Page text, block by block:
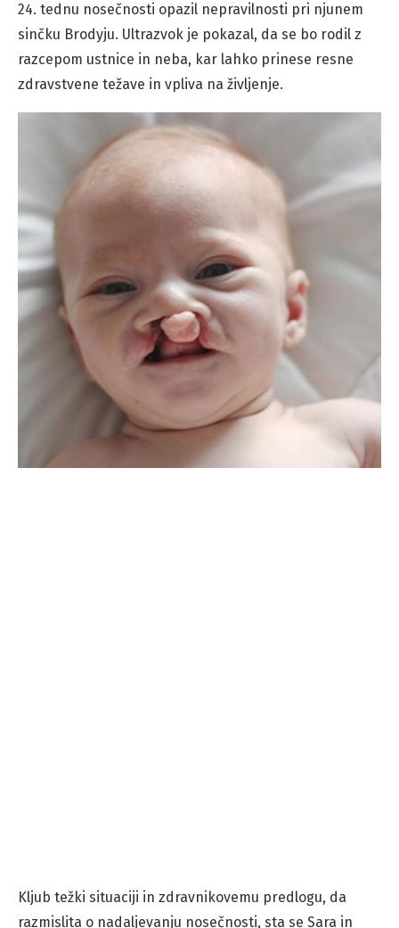
24. tednu nosečnosti opazil nepravilnosti pri njunem
sinčku Brodyju. Ultrazvok je pokazal, da se bo rodil z
razcepom ustnice in neba, kar lahko prinese resne
zdravstvene težave in vpliva na življenje.
Kljub težki situaciji in zdravnikovemu predlogu, da
razmislita o nadaljevanju nosečnosti, sta se Sara in